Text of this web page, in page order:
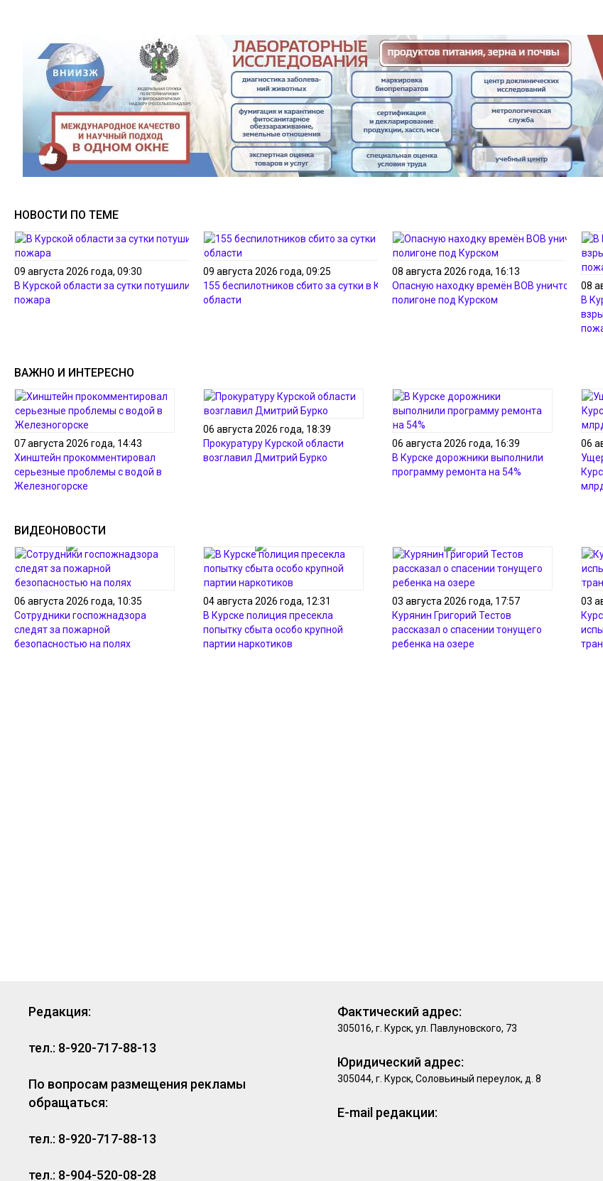
НОВОСТИ ПО ТЕМЕ
09 августа 2026 года, 09:30
В Курской области за сутки потушили два
пожара
09 августа 2026 года, 09:25
155 беспилотников сбито за сутки в Курской
области
08 августа 2026 года, 16:13
Опасную находку времён ВОВ уничтожили
полигоне под Курском
08
В
ВАЖНО И ИНТЕРЕСНО
07 августа 2026 года, 14:43
Хинштейн прокомментировал
серьезные проблемы с водой в
Железногорске
06 августа 2026 года, 18:39
Прокуратуру Курской области
возглавил Дмитрий Бурко
06 августа 2026 года, 16:39
В Курске дорожники выполнили
программу ремонта на 54%
06
ВИДЕОНОВОСТИ
06 августа 2026 года, 10:35
Сотрудники госпожнадзора
следят за пожарной
безопасностью на полях
04 августа 2026 года, 12:31
В Курске полиция пресекла
попытку сбыта особо крупной
партии наркотиков
03 августа 2026 года, 17:57
Курянин Григорий Тестов
рассказал о спасении тонущего
ребенка на озере
03
Редакция:
тел.: 8-920-717-88-13
По вопросам размещения рекламы
обращаться:
тел.: 8-920-717-88-13
тел.: 8-904-520-08-28
Фактический адрес:
305016, г. Курск, ул. Павлуновского, 73
Юридический адрес:
305044, г. Курск, Соловьиный переулок, д. 8
E-mail редакции: